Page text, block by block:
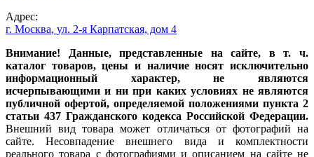
Адрес:
г. Москва, ул. 2-я Карпатская, дом 4
Внимание! Данные, представленные на сайте, в т. ч.
каталог товаров, цены и наличие носят исключительно
информационный характер, не являются
исчерпывающими и ни при каких условиях не являются
публичной офертой, определяемой положениями пункта 2
статьи 437 Гражданского кодекса Российской Федерации.
Внешний вид товара может отличаться от фотографий на
сайте. Несовпадение внешнего вида и комплектности
реального товара с фотографиями и описанием на сайте не